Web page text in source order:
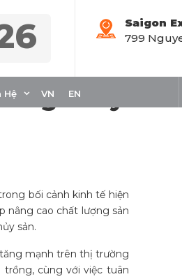
Saigon
799
Hệ VN EN
thuỷ
bối cảnh kinh tế hiện
nâng cao chất lượng sản
sản.
mạnh trên thị trường
cùng với việc tuân